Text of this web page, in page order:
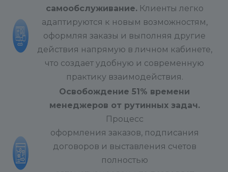
самообслуживание.Клиенты легко
адаптируются к новым возможностям,
оформляя заказы и выполняя другие
действия напрямую в личном кабинете,
что создает удобную и современную
практику взаимодействия.
Освобождение 51% времени
менеджеров от рутинных задач.
Процесс
оформления заказов, подписания
договоров и выставления счетов
полностью